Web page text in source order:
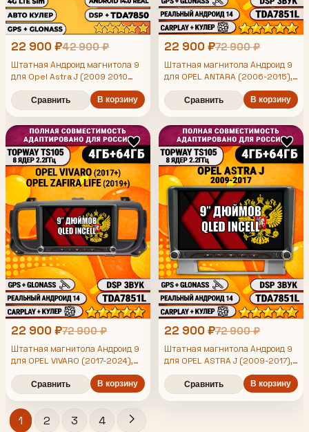
22 900 ₽42 900 ₽
Штатная Андроид магнитола 9
для Opel Astra J (2009 2010
2017), TS105 8 ядер, 4/64гб, Qled
Incell, CarPlay/Android Auto,
Сравнить В корзину
22 900 ₽72 900 ₽
Штатная магнитола Андроид 9
для OPEL ANTARA (2006-2015),
4/64гб, DSP, Topway TS105,
беспроводной CarPlay и Android
Auto, GPS и ГЛОНАСС
Сравнить В корзину
22 900 ₽72 900 ₽
Штатная магнитола Андроид 9
для OPEL VIVARO (2017-2024),
ZAFIRA LIFE (2019-2024), 4/64гб,
DSP, Topway TS105,
беспроводной CarPlay и Android
Auto, GPS и ГЛОНАСС
Сравнить В корзину
22 900 ₽72 900 ₽
Штатная магнитола Андроид 9
для OPEL ASTRA J (2009-2017),
4/64гб, DSP, Topway TS105,
беспроводной CarPlay и Android
Auto, GPS и ГЛОНАСС
Сравнить В корзину
1 2 3 4